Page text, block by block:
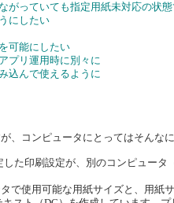
がっていても指定用紙未対応の状
にしたい
可能にしたい
プリ運用時に別々に
込んで使えるように
コンピュータにとってはそんな
た印刷設定が、別のコンピュー
で使用可能な用紙サイズと、用紙